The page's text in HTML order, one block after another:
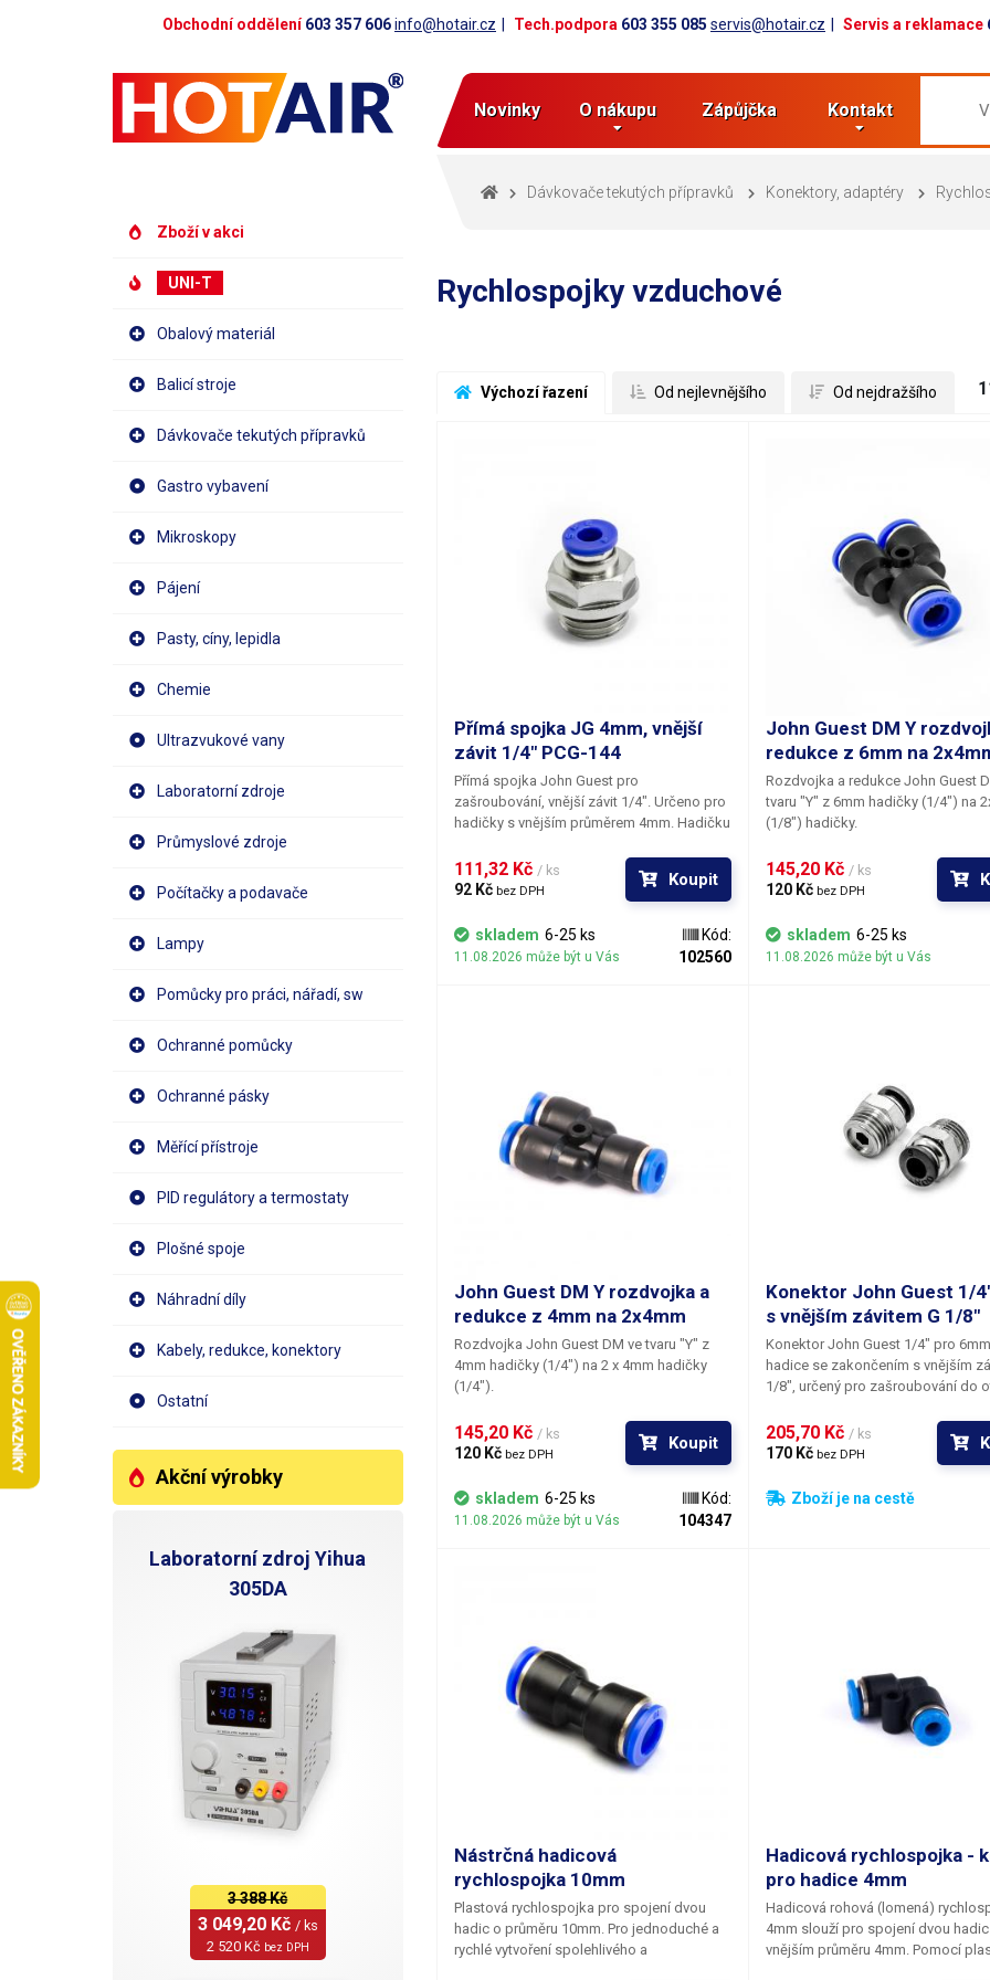
Obchodní oddělení603 357 606info@hotair.cz Tech.podpora 603 355 085 servis@hotair.cz Servis a reklamace
Novinky O nákupu Zápůjčka Kontakt
Zboží v akci
UNI-T
Obalový materiál
Balicí stroje
Dávkovače tekutých přípravků
Gastro vybavení
Mikroskopy
Pájení
Pasty, cíny, lepidla
Chemie
Ultrazvukové vany
Laboratorní zdroje
Průmyslové zdroje
Počítačky a podavače
Lampy
Pomůcky pro práci, nářadí, sw
Ochranné pomůcky
Ochranné pásky
Měřící přístroje
PID regulátory a termostaty
Plošné spoje
Náhradní díly
Kabely, redukce, konektory
Ostatní
Akční výrobky
Laboratorní zdroj Yihua
305DA
3 388 Kč
3 049,20 Kč / ks
2 520 Kč bez DPH
Dávkovače tekutých přípravků Konektory, adaptéry
Rychlospojky vzduchové
Výchozí řazení Od nejlevnějšího Od nejdražšího
Přímá spojka JG 4mm, vnější
závit 1/4" PCG-144
Přímá spojka John Guest pro
zašroubování, vnější závit 1/4". Určeno pro
hadičky s vnějším průměrem 4mm. Hadičku
nachází otvor pro imbusový klíč. Závity jsou
doplněny o gumové těsnění.
111,32 Kč / ks
92 Kč bez DPH
Koupit
skladem 6-25 ks
11.08.2026 může být u Vás
Kód:
102560
John Guest DM Y
redukce z 6mm na
Rozdvojka a redukce John Guest
tvaru "Y" z 6mm hadičky (1/4") na
(1/8") hadičky.
145,20 Kč / ks
120 Kč bez DPH
skladem 6-25 ks
11.08.2026 může být u Vás
John Guest DM Y rozdvojka a
redukce z 4mm na 2x4mm
Rozdvojka John Guest DM ve tvaru "Y" z
4mm hadičky (1/4") na 2 x 4mm hadičky
145,20 Kč / ks
120 Kč bez DPH
Koupit
skladem 6-25 ks
11.08.2026 může být u Vás
Kód:
104347
Konektor John Guest 1/
s vnějším závitem G 1/8"
Konektor John Guest 1/4" pro 6mm
hadicese zakončením s vnějším
1/8", určený pro zašroubování do
konektoru JG 6mm je fitinka
tvaru matice, kterou lze dotáhnout
rychlokonektorů John Guest je
známý a hojně používaný pro
205,70 Kč / ks
170 Kč bez DPH
Zboží je na cestě
Nástrčná hadicová
rychlospojka 10mm
Plastová rychlospojka pro spojení dvou
hadic o průměru 10mm.Pro jednoduché a
rychlé vytvoření spolehlivého a
Hadicová rychlospojka -
pro hadice 4mm
Hadicová rohová (lomená)
4mm slouží pro spojení dvou
vnějším průměru 4mm. Pomocí plastové